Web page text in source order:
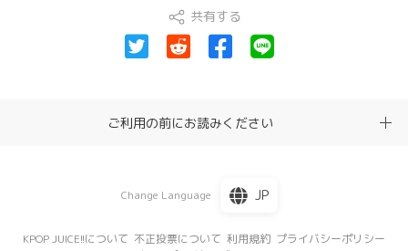
共有する
ご利用の前にお読みください
Change Language JP
KPOP JUICE!!について 不正投票について 利用規約 プライバシーポリシー